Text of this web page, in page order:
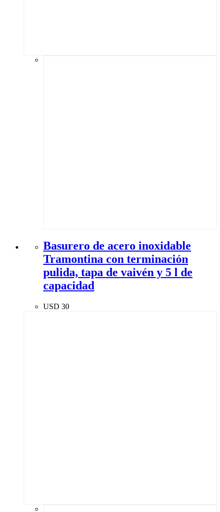
Basurero de acero inoxidable
Tramontina con terminación
pulida, tapa de vaivén y 5 l de
capacidad
USD 30